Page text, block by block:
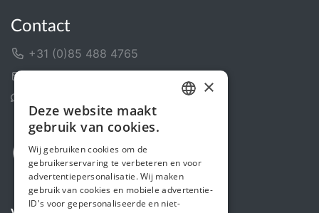
Contact
+31 (0)85 488 4765
ENGLISH
×
Deze website maakt
gebruik van cookies.
Wij gebruiken cookies om de
gebruikerservaring te verbeteren en voor
advertentiepersonalisatie. Wij maken
gebruik van cookies en mobiele advertentie-
ID's voor gepersonaliseerde en niet-